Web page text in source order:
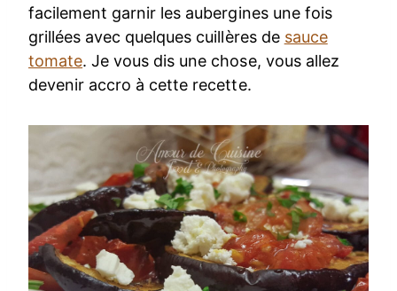
facilement garnir les aubergines une fois
grillées avec quelques cuillères de sauce
tomate. Je vous dis une chose, vous allez
devenir accro à cette recette.